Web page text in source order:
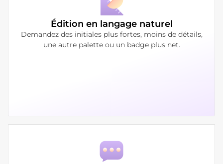
Édition en langage naturel
Demandez des initiales plus fortes, moins de détails,
une autre palette ou un badge plus net.